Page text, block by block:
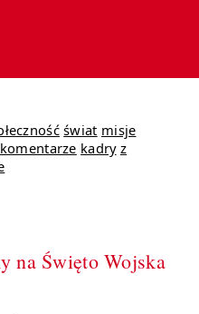
świat misje
komentarze kadry z
na Święto Wojska